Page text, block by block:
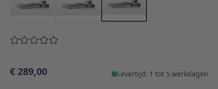
€ 289,00 Levertijd: 1 tot 5 werkdagen